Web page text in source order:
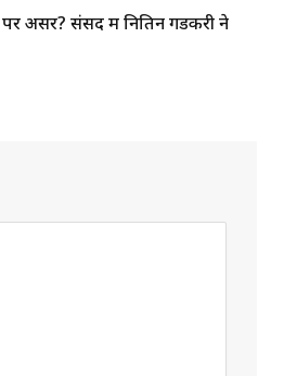
पर असर? संसद में नितिन गडकरी ने